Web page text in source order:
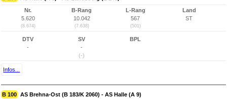
Nr.
5.620
(8.674)
B-Rang
10.042
(7.638)
L-Rang
567
(501)
Land
ST
DTV
-
SV
-
(-)
BPL
Infos...
B 100 AS Brehna-Ost (B 183/K 2060) - AS Halle (A 9)